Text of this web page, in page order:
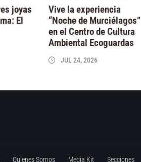
joyas
El
Vive la experiencia
“Noche de Murciélagos”
en el Centro de Cultura
Ambiental Ecoguardas
JUL 24, 2026
Quienes Somos Media Kit Secciones